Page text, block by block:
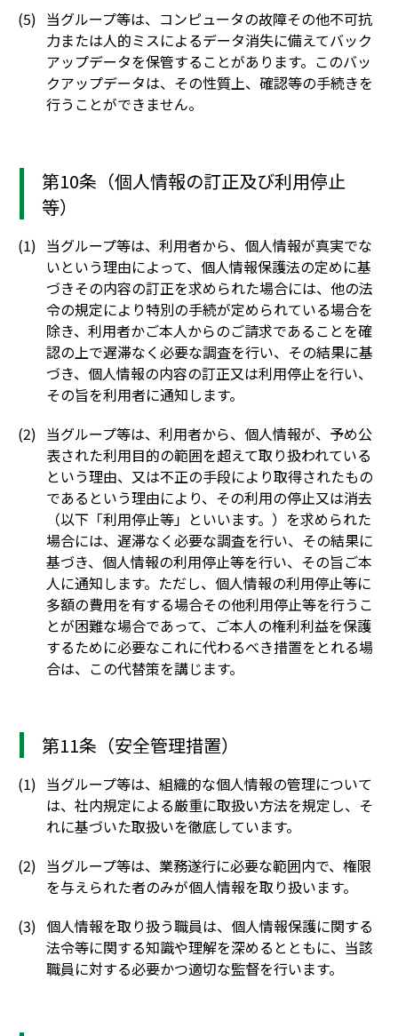
当グループ等は、コンピュータの故障その他不可抗
力または人的ミスによるデータ消失に備えてバック
アップデータを保管することがあります。このバッ
クアップデータは、その性質上、確認等の手続きを
行うことができません。
第10条（個人情報の訂正及び利用停止
等）
当グループ等は、利用者から、個人情報が真実でな
いという理由によって、個人情報保護法の定めに基
づきその内容の訂正を求められた場合には、他の法
令の規定により特別の手続が定められている場合を
除き、利用者かご本人からのご請求であることを確
認の上で遅滞なく必要な調査を行い、その結果に基
づき、個人情報の内容の訂正又は利用停止を行い、
その旨を利用者に通知します。
当グループ等は、利用者から、個人情報が、予め公
表された利用目的の範囲を超えて取り扱われている
という理由、又は不正の手段により取得されたもの
であるという理由により、その利用の停止又は消去
（以下「利用停止等」といいます。）を求められた
場合には、遅滞なく必要な調査を行い、その結果に
基づき、個人情報の利用停止等を行い、その旨ご本
人に通知します。ただし、個人情報の利用停止等に
多額の費用を有する場合その他利用停止等を行うこ
とが困難な場合であって、ご本人の権利利益を保護
するために必要なこれに代わるべき措置をとれる場
合は、この代替策を講じます。
第11条（安全管理措置）
当グループ等は、組織的な個人情報の管理について
は、社内規定による厳重に取扱い方法を規定し、そ
れに基づいた取扱いを徹底しています。
当グループ等は、業務遂行に必要な範囲内で、権限
を与えられた者のみが個人情報を取り扱います。
個人情報を取り扱う職員は、個人情報保護に関する
法令等に関する知識や理解を深めるとともに、当該
職員に対する必要かつ適切な監督を行います。